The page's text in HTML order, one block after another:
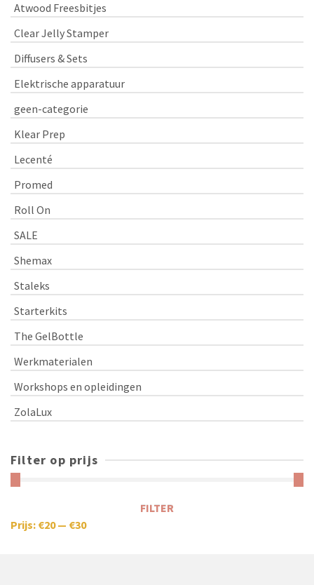
Atwood Freesbitjes
Clear Jelly Stamper
Diffusers & Sets
Elektrische apparatuur
geen-categorie
Klear Prep
Lecenté
Promed
Roll On
SALE
Shemax
Staleks
Starterkits
The GelBottle
Werkmaterialen
Workshops en opleidingen
ZolaLux
Filter op prijs
FILTER
Prijs: €20— €30